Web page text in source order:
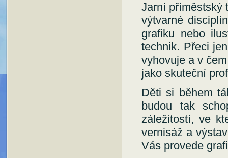
Jarní příměstský
výtvarné
grafiku nebo
technik. Přeci
vyhovuje a v
jako skuteční
Děti si během
budou tak
záležitostí, ve
vernisáž a
Vás provede